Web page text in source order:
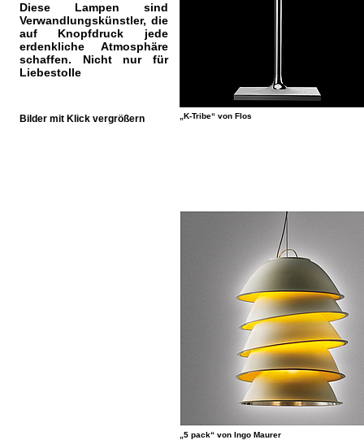
Diese Lampen sind
Verwandlungskünstler, die
auf Knopfdruck jede
erdenkliche Atmosphäre
schaffen. Nicht nur für
Liebestolle
Bilder mit Klick vergrößern „K-Tribe“ von Flos
„5 pack“ von Ingo Maurer